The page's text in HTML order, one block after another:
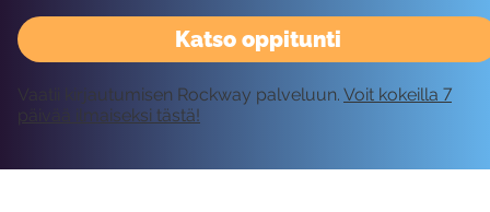
Katso oppitunti
Vaatii kirjautumisen Rockway palveluun. Voit kokeilla 7
päivää ilmaiseksi tästä!